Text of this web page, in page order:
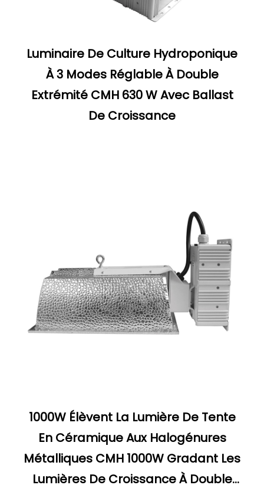
Luminaire De Culture Hydroponique
À 3 Modes Réglable À Double
Extrémité CMH 630 W Avec Ballast
De Croissance
1000W Élèvent La Lumière De Tente
En Céramique Aux Halogénures
Métalliques CMH 1000W Gradant Les
Lumières De Croissance À Double